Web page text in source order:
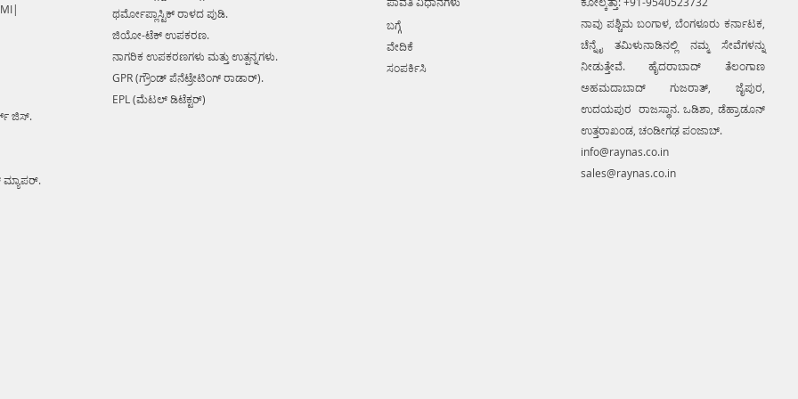
excavation planning and damage
avoidance.. We provide consolidated
complete solution to create detailed
digital mapping of underground utility
lines in GIS platform.This exercise helps
damage avoidance. Ground Penetrating
ಜಿಸ್.
ಮ್ಯಾಪರ್.
ಥರ್ಮೋಪ್ಲಾಸ್ಟಿಕ್ ರಾಳದ ಪುಡಿ.
ಜಿಯೋ-ಟೆಕ್ ಉಪಕರಣ.
ನಾಗರಿಕ ಉಪಕರಣಗಳು ಮತ್ತು ಉತ್ಪನ್ನಗಳು.
GPR (ಗ್ರೌಂಡ್ ಪೆನೆಟ್ರೇಟಿಂಗ್ ರಾಡಾರ್).
EPL (ಮೆಟಲ್ ಡಿಟೆಕ್ಟರ್)
ಬಗ್ಗೆ
ವೇದಿಕೆ
ಸಂಪರ್ಕಿಸಿ
ನಾವು ಪಶ್ಚಿಮ ಬಂಗಾಳ, ಬೆಂಗಳೂರು ಕರ್ನಾಟಕ,
ಚೆನ್ನೈ ತಮಿಳುನಾಡಿನಲ್ಲಿ ನಮ್ಮ ಸೇವೆಗಳನ್ನು
ನೀಡುತ್ತೇವೆ. ಹೈದರಾಬಾದ್ ತೆಲಂಗಾಣ
ಅಹಮದಾಬಾದ್ ಗುಜರಾತ್, ಜೈಪುರ,
ಉದಯಪುರ ರಾಜಸ್ಥಾನ. ಒಡಿಶಾ, ಡೆಹ್ರಾಡೂನ್
ಉತ್ತರಾಖಂಡ, ಚಂಡೀಗಢ ಪಂಜಾಬ್.
info@raynas.co.in
sales@raynas.co.in